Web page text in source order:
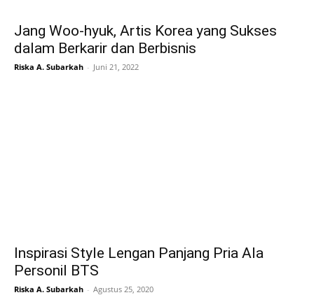
Jang Woo-hyuk, Artis Korea yang Sukses
dalam Berkarir dan Berbisnis
Riska A. Subarkah - Juni 21, 2022
Inspirasi Style Lengan Panjang Pria Ala
Personil BTS
Riska A. Subarkah - Agustus 25, 2020